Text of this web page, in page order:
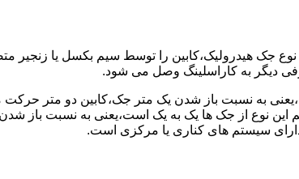
جک هیدرولیک،کابین را توسط سیم بکسل یا
دیگر به کاراسلینگ وصل می شود.
به نسبت باز شدن یک متر جک،کابین دو متر حرکت
نوع از جک ها یک به یک است،یعنی به نسبت باز
سیستم های کناری یا مرکزی است.